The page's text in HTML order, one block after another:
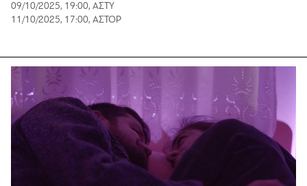
09/10/2025, 19:00, ΑΣΤΥ
11/10/2025, 17:00, ΑΣΤΟΡ